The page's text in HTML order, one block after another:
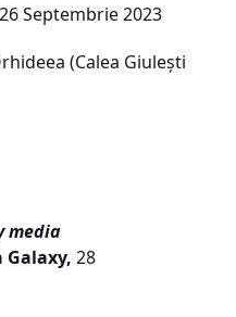
Septembrie 2023
(Calea Giulești
media
Galaxy, 28